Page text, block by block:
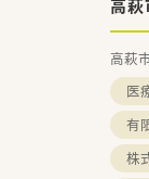
高
高萩
医
有
株